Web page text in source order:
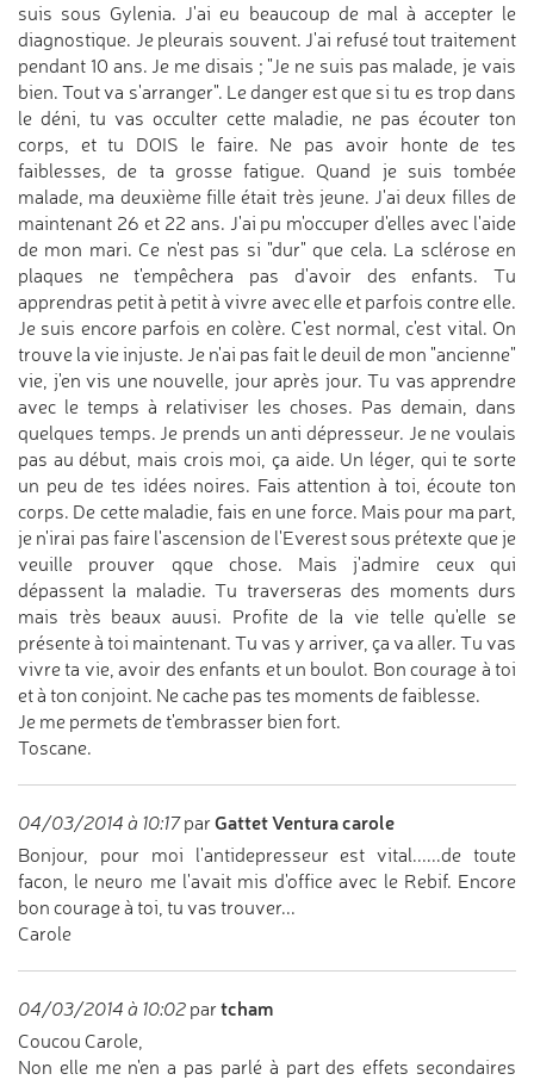
suis sous Gylenia. J'ai eu beaucoup de mal à accepter le
diagnostique. Je pleurais souvent. J'ai refusé tout traitement
pendant 10 ans. Je me disais ; "Je ne suis pas malade, je vais
bien. Tout va s'arranger". Le danger est que si tu es trop dans
le déni, tu vas occulter cette maladie, ne pas écouter ton
corps, et tu DOIS le faire. Ne pas avoir honte de tes
faiblesses, de ta grosse fatigue. Quand je suis tombée
malade, ma deuxième fille était très jeune. J'ai deux filles de
maintenant 26 et 22 ans. J'ai pu m'occuper d'elles avec l'aide
de mon mari. Ce n'est pas si "dur" que cela. La sclérose en
plaques ne t'empêchera pas d'avoir des enfants. Tu
apprendras petit à petit à vivre avec elle et parfois contre elle.
Je suis encore parfois en colère. C'est normal, c'est vital. On
trouve la vie injuste. Je n'ai pas fait le deuil de mon "ancienne"
vie, j'en vis une nouvelle, jour après jour. Tu vas apprendre
avec le temps à relativiser les choses. Pas demain, dans
quelques temps. Je prends un anti dépresseur. Je ne voulais
pas au début, mais crois moi, ça aide. Un léger, qui te sorte
un peu de tes idées noires. Fais attention à toi, écoute ton
corps. De cette maladie, fais en une force. Mais pour ma part,
je n'irai pas faire l'ascension de l'Everest sous prétexte que je
veuille prouver qque chose. Mais j'admire ceux qui
dépassent la maladie. Tu traverseras des moments durs
mais très beaux auusi. Profite de la vie telle qu'elle se
présente à toi maintenant. Tu vas y arriver, ça va aller. Tu vas
vivre ta vie, avoir des enfants et un boulot. Bon courage à toi
et à ton conjoint. Ne cache pas tes moments de faiblesse.
Je me permets de t'embrasser bien fort.
Toscane.
04/03/2014 à 10:17par Gattet Ventura carole
Bonjour, pour moi l'antidepresseur est vital......de toute
facon, le neuro me l'avait mis d'office avec le Rebif. Encore
bon courage à toi, tu vas trouver...
Carole
04/03/2014 à 10:02 par tcham
Coucou Carole,
Non elle me n'en a pas parlé à part des effets secondaires